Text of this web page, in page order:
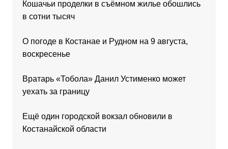
Кошачьи проделки в съёмном жилье обошлись
в сотни тысяч
О погоде в Костанае и Рудном на 9 августа,
воскресенье
Вратарь «Тобола» Данил Устименко может
уехать за границу
Ещё один городской вокзал обновили в
Костанайской области